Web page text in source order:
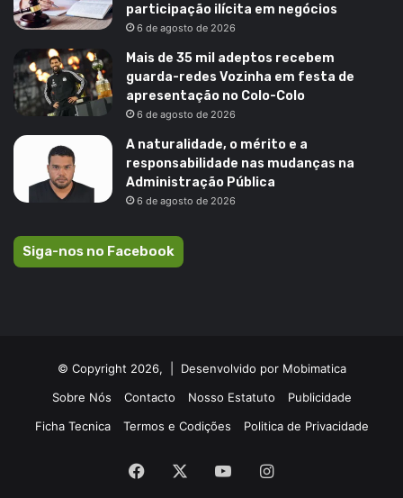
participação ilícita em negócios
6 de agosto de 2026
Mais de 35 mil adeptos recebem
guarda-redes Vozinha em festa de
apresentação no Colo-Colo
6 de agosto de 2026
A naturalidade, o mérito e a
responsabilidade nas mudanças na
Administração Pública
6 de agosto de 2026
Siga-nos no Facebook
© Copyright 2026, | Desenvolvido por Mobimatica
Sobre Nós
Contacto Nosso Estatuto
Publicidade
Ficha Tecnica
Termos e Codições Politica de Privacidade
Facebook YouTubeInstagram